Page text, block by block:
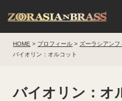
HOME > プロフィール > ズーラシアンフ
バイオリン：オルコット
バイオリン：オ